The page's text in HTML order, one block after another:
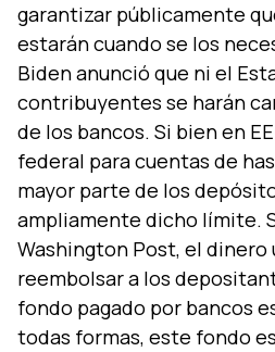
garantizar públicamente
estarán cuando se los
Biden anunció que ni el
contribuyentes se harán
de los bancos. Si bien en
federal para cuentas de
mayor parte de los
ampliamente dicho límite.
Washington Post, el dinero
reembolsar a los
fondo pagado por bancos
todas formas, este fondo